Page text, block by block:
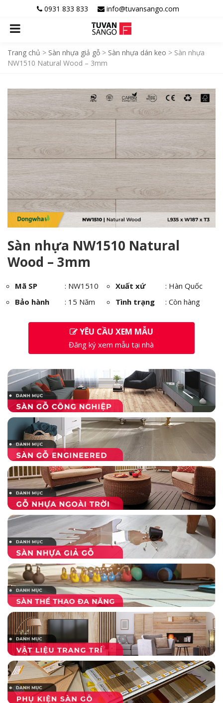
0931 833 833 info@tuvansango.com
Trang chủ > Sàn nhựa giả gỗ > Sàn nhựa dán keo > Sàn nhựa
NW1510 Natural Wood – 3mm
Sàn nhựa NW1510 Natural
Wood – 3mm
Mã SP : NW1510 Xuất xứ
: Hàn Quốc
Bảo hành
: 15 Năm Tình trạng : Còn hàng
YÊU CẦU XEM MẪU
Đăng ký xem mẫu tại nhà